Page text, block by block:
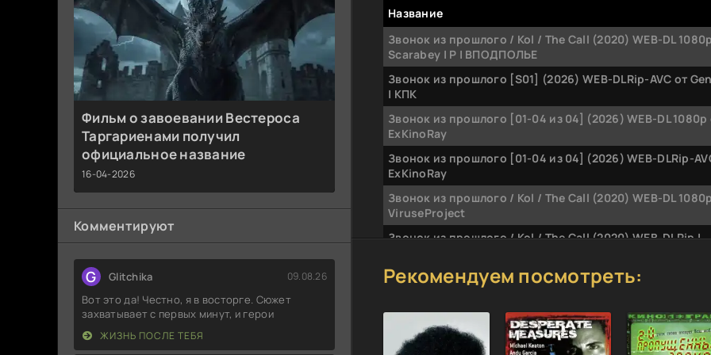
Фильм о завоевании Вестероса
Таргариенами получил
официальное название
16-04-2026
Комментируют
G Glitchika 09.08.26
Вот это да! Честно, я в восторге. Сюжет
захватывает с первых минут, и герои
ЖИЗНЬ ПОСЛЕ ТЕБЯ
Название
Звонок из прошлого / Kol / The Call (2020) WEB-DL
Scarabey | P | ВПОДПОЛЬЕ
Звонок из прошлого [S01] (2026) WEB-DLRip-AVC от
| КПК
Звонок из прошлого [01-04 из 04] (2026) WEB-DL 1080p
ExKinoRay
Звонок из прошлого [01-04 из 04] (2026) WEB-DLRip-
ExKinoRay
Звонок из прошлого / Kol / The Call (2020) WEB-DL
ViruseProject
Звонок из прошлого / Kol / The Call (2020) WEB-DLRip |
Звонок из прошлого / Kol / The Call (2020) WEB-DLRip-
Batafurai Team | L2
Звонок из прошлого / Kol / The Call (2020) WEB-DL
Звонок из прошлого / Kol / The Call (2020) WEB-DLRip
Рекомендуем посмотреть: